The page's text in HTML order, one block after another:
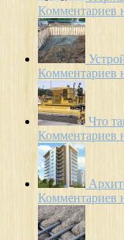
Комментариев
Комментариев
Что
Комментариев
Комментариев